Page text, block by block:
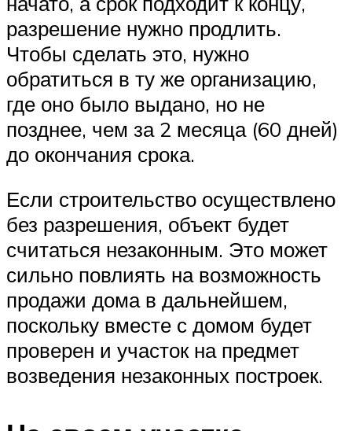
разрешение нужно продлить.
Чтобы сделать это, нужно
обратиться в ту же организацию,
где оно было выдано, но не
позднее, чем за 2 месяца (60 дней)
до окончания срока.
Если строительство осуществлено
без разрешения, объект будет
считаться незаконным. Это может
сильно повлиять на возможность
продажи дома в дальнейшем,
поскольку вместе с домом будет
проверен и участок на предмет
возведения незаконных построек.